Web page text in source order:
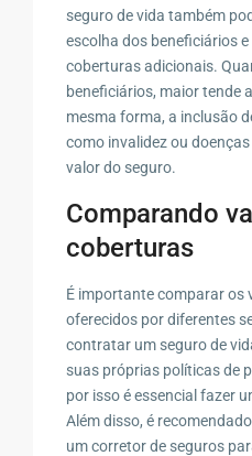
seguro de vida também
escolha dos beneficiários
coberturas adicionais.
beneficiários, maior tende
mesma forma, a inclusão
como invalidez ou
valor do seguro.
Comparando
coberturas
É importante comparar os
oferecidos por diferentes
contratar um seguro de
suas próprias políticas de
por isso é essencial fazer
Além disso, é
um corretor de seguros